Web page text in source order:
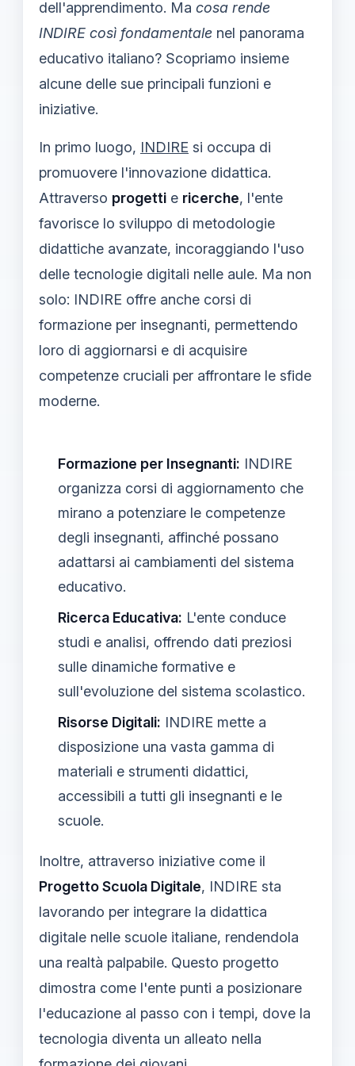
dell'apprendimento. Ma cosa rende
INDIRE così fondamentale nel panorama
educativo italiano? Scopriamo insieme
alcune delle sue principali funzioni e
iniziative.
In primo luogo, INDIRE si occupa di
promuovere l'innovazione didattica.
Attraverso progetti e ricerche, l'ente
favorisce lo sviluppo di metodologie
didattiche avanzate, incoraggiando l'uso
delle tecnologie digitali nelle aule. Ma non
solo: INDIRE offre anche corsi di
formazione per insegnanti, permettendo
loro di aggiornarsi e di acquisire
competenze cruciali per affrontare le sfide
moderne.
Formazione per Insegnanti: INDIRE
organizza corsi di aggiornamento che
mirano a potenziare le competenze
degli insegnanti, affinché possano
adattarsi ai cambiamenti del sistema
educativo.
Ricerca Educativa: L'ente conduce
studi e analisi, offrendo dati preziosi
sulle dinamiche formative e
sull'evoluzione del sistema scolastico.
Risorse Digitali: INDIRE mette a
disposizione una vasta gamma di
materiali e strumenti didattici,
accessibili a tutti gli insegnanti e le
scuole.
Inoltre, attraverso iniziative come il
Progetto Scuola Digitale, INDIRE sta
lavorando per integrare la didattica
digitale nelle scuole italiane, rendendola
una realtà palpabile. Questo progetto
dimostra come l'ente punti a posizionare
l'educazione al passo con i tempi, dove la
tecnologia diventa un alleato nella